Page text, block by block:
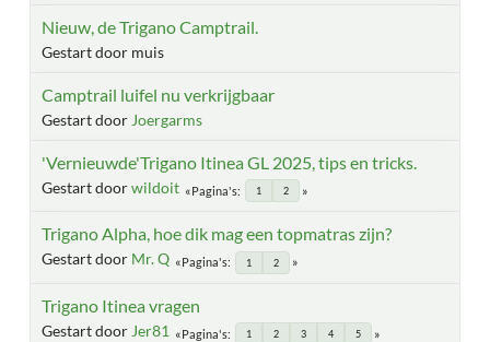
Nieuw, de Trigano Camptrail.
Gestart door muis
Camptrail luifel nu verkrijgbaar
Gestart door Joergarms
'Vernieuwde'Trigano Itinea GL 2025, tips en tricks.
Gestart doorwildoit Pagina's 1 2
Trigano Alpha, hoe dik mag een topmatras zijn?
Gestart door Mr. Q Pagina's 1 2
Trigano Itinea vragen
Gestart door Jer81 Pagina's 1 2 3 4 5